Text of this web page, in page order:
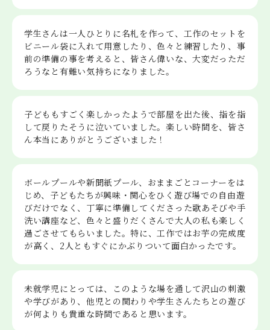
学生さんは一人ひとりに名札を作って、工作のセットを
ビニール袋に入れて用意したり、色々と練習したり、事
前の準備の事を考えると、皆さん偉いな、大変だっただ
ろうなと有難い気持ちになりました。
子どももすごく楽しかったようで部屋を出た後、指を指
して戻りたそうに泣いていました。楽しい時間を、皆さ
ん本当にありがとうございました！
ボールプールや新聞紙プール、おままごとコーナーをは
じめ、子どもたちが興味・関心をひく遊び場での自由遊
びだけでなく、丁寧に準備してくださった歌あそびや手
洗い講座など、色々と盛りだくさんで大人の私も楽しく
過ごさせてもらいました。特に、工作ではお芋の完成度
が高く、2人ともすぐにかぶりついて面白かったです。
未就学児にとっては、このような場を通して沢山の刺激
や学びがあり、他児との関わりや学生さんたちとの遊び
が何よりも貴重な時間であると思います。